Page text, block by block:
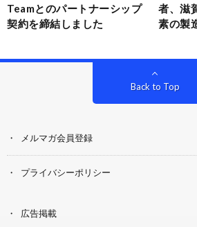
Teamとのパートナーシップ
契約を締結しました
者、滋
素の製
Back to Top
メルマガ会員登録
プライバシーポリシー
広告掲載